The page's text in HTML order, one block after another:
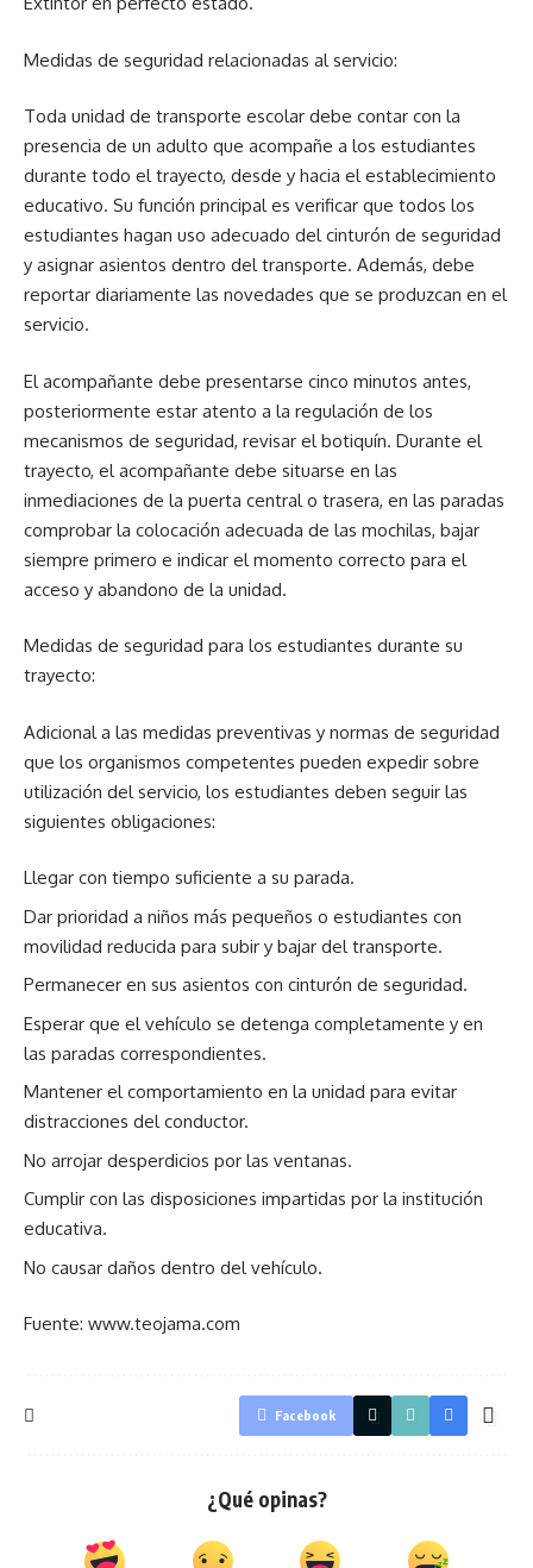
Medidas de seguridad relacionadas al servicio:
Toda unidad de transporte escolar debe contar con la
presencia de un adulto que acompañe a los estudiantes
durante todo el trayecto, desde y hacia el establecimiento
educativo. Su función principal es verificar que todos los
estudiantes hagan uso adecuado del cinturón de seguridad
y asignar asientos dentro del transporte. Además, debe
reportar diariamente las novedades que se produzcan en el
servicio.
El acompañante debe presentarse cinco minutos antes,
posteriormente estar atento a la regulación de los
mecanismos de seguridad, revisar el botiquín. Durante el
trayecto, el acompañante debe situarse en las
inmediaciones de la puerta central o trasera, en las paradas
comprobar la colocación adecuada de las mochilas, bajar
siempre primero e indicar el momento correcto para el
acceso y abandono de la unidad.
Medidas de seguridad para los estudiantes durante su
trayecto:
Adicional a las medidas preventivas y normas de seguridad
que los organismos competentes pueden expedir sobre
utilización del servicio, los estudiantes deben seguir las
siguientes obligaciones:
Llegar con tiempo suficiente a su parada.
Dar prioridad a niños más pequeños o estudiantes con
movilidad reducida para subir y bajar del transporte.
Permanecer en sus asientos con cinturón de seguridad.
Esperar que el vehículo se detenga completamente y en
las paradas correspondientes.
Mantener el comportamiento en la unidad para evitar
distracciones del conductor.
No arrojar desperdicios por las ventanas.
Cumplir con las disposiciones impartidas por la institución
educativa.
No causar daños dentro del vehículo.
Fuente: www.teojama.com
Facebook
¿Qué opinas?